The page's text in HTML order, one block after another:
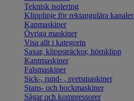
Teknisk isolering
Klipplinje för rektangulära kanaler
Kapmaskiner
Övriga maskiner
Visa allt i kategorin
Saxar, klippsträckor, hörnklipp
Kantmaskiner
Falsmaskiner
Sick-, rund- , svetsmaskiner
Stans- och bockmaskiner
Sågar och kompressorer